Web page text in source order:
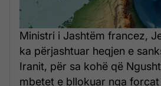
Ministri i Jashtëm francez,
ka përjashtuar heqjen e
Iranit, për sa kohë që
mbetet e bllokuar nga